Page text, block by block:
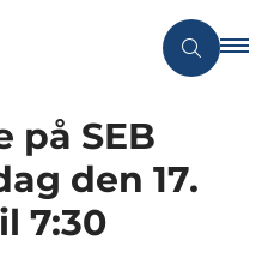
på SEB
den 17.
7:30